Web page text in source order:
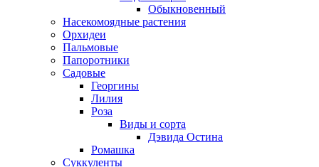
Обыкновенный
Насекомоядные растения
Орхидеи
Пальмовые
Папоротники
Садовые
Георгины
Лилия
Роза
Виды и сорта
Дэвида Остина
Ромашка
Суккуленты